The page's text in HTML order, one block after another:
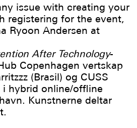
issue with creating your
registering for the event,
Ryoon Andersen at
After Technology-
Copenhagen vertskap
(Brasil) og CUSS
i hybrid online/offline
Kunstnerne deltar